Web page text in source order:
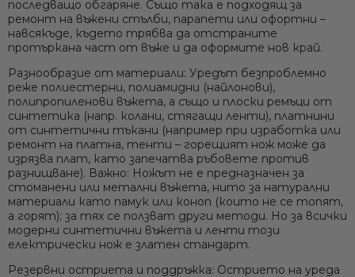
последващо обгаряне. Също така е подходящ за
ремонт на въжени стълби, парапети или офортни –
навсякъде, където трябва да отстраните
протъркана част от въже и да оформите нов край.
Разнообразие от материали: Уредът безпроблемно
реже полиестерни, полиамидни (найлонови),
полипропиленови въжета, а също и плоски ремъци от
синтетика (напр. колани, стягащи ленти), платнини
от синтетични тъкани (например при изработка или
ремонт на платна, тенти – горещият нож може да
изрязва плат, като запечатва ръбовете против
разнищване). Важно: Ножът не е предназначен за
стоманени или метални въжета, нито за натурални
материали като памук или коноп (които не се топят,
а горят); за тях се ползват други методи. Но за всички
модерни синтетични въжета и ленти този
електрически нож е златен стандарт.
Резервни остриета и поддръжка: Острието на уреда